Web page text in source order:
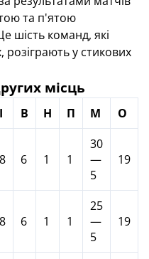
та п'ятою
шість команд, які
розіграють у стикових
місць
І В Н П М О
8 6 1 1
30
—
5
19
8 6 1 1
25
—
5
19